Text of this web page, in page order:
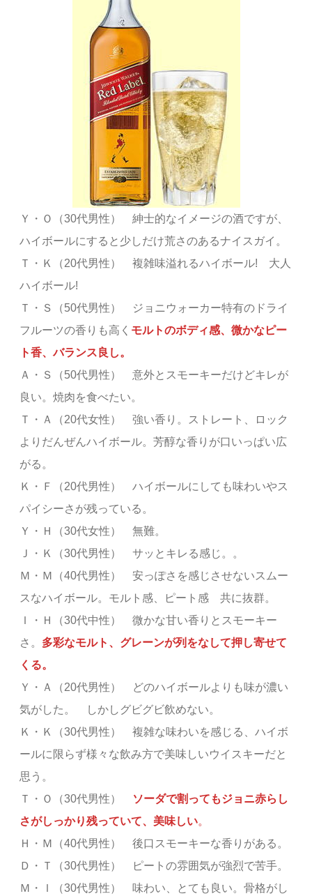
Ｙ・Ｏ（30代男性） 紳士的なイメージの酒ですが、
ハイボールにすると少しだけ荒さのあるナイスガイ。
Ｔ・Ｋ（20代男性） 複雑味溢れるハイボール! 大人
ハイボール!
Ｔ・Ｓ（50代男性） ジョニウォーカー特有のドライ
フルーツの香りも高く モルトのボディ感、微かなピー
ト香、バランス良し。
Ａ・Ｓ（50代男性） 意外とスモーキーだけどキレが
良い。焼肉を食べたい。
Ｔ・Ａ（20代女性） 強い香り。ストレート、ロック
よりだんぜんハイボール。芳醇な香りが口いっぱい広
がる。
Ｋ・Ｆ（20代男性） ハイボールにしても味わいやス
パイシーさが残っている。
Ｙ・Ｈ（30代女性） 無難。
Ｊ・Ｋ（30代男性） サッとキレる感じ。。
Ｍ・Ｍ（40代男性） 安っぽさを感じさせないスムー
スなハイボール。モルト感、ピート感 共に抜群。
Ｉ・Ｈ（30代中性） 微かな甘い香りとスモーキー
さ。 多彩なモルト、グレーンが列をなして押し寄せて
くる。
Ｙ・Ａ（20代男性） どのハイボールよりも味が濃い
気がした。 しかしグビグビ飲めない。
Ｋ・Ｋ（30代男性） 複雑な味わいを感じる、ハイボ
ールに限らず様々な飲み方で美味しいウイスキーだと
思う。
Ｔ・Ｏ（30代男性）
ソーダで割ってもジョニ赤らし
さがしっかり残っていて、美味しい。
Ｈ・Ｍ（40代男性） 後口スモーキーな香りがある。
Ｄ・Ｔ（30代男性） ピートの雰囲気が強烈で苦手。
Ｍ・Ｉ（30代男性） 味わい、とても良い。骨格がし